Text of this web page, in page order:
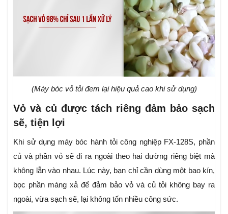
(Máy bóc vỏ tỏi đem lại hiệu quả cao khi sử dụng)
Vỏ và củ được tách riêng đảm bảo sạch
sẽ, tiện lợi
Khi sử dụng máy bóc hành tỏi công nghiệp FX-128S, phần
củ và phần vỏ sẽ đi ra ngoài theo hai đường riêng biệt mà
không lẫn vào nhau. Lúc này, bạn chỉ cần dùng một bao kín,
bọc phần máng xả để đảm bảo vỏ và củ tỏi không bay ra
ngoài, vừa sạch sẽ, lại không tốn nhiều công sức.